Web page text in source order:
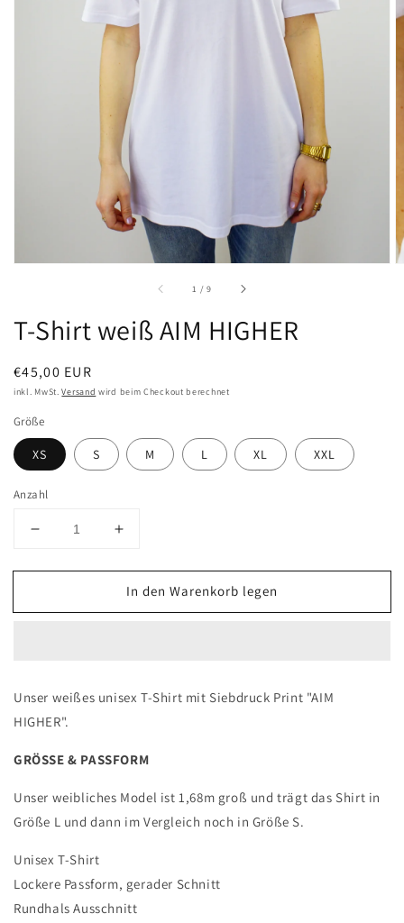
1 /von
9
T-Shirt weiß AIM HIGHER
Normaler
Preis
€45,00 EUR
inkl. MwSt.Versand wird beim Checkout berechnet
Größe
XS S M L XL XXL
Anzahl
Verringere
Menge
T-
HIGHER
Erhöhe
Menge
für
T-
HIGHER
In den Warenkorb legen
Unser weißes unisex T-Shirt mit Siebdruck Print "AIM
HIGHER".
GRÖSSE & PASSFORM
Unser weibliches Model ist 1,68m groß und trägt das Shirt in
Größe L und dann im Vergleich noch in Größe S.
Unisex T-Shirt
Lockere Passform, gerader Schnitt
Rundhals Ausschnitt